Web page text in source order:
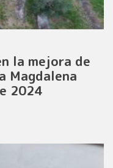
la mejora de
Magdalena
2024